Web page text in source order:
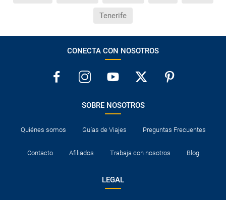
Tenerife
CONECTA CON NOSOTROS
SOBRE NOSOTROS
Quiénes somos Guías de Viajes Preguntas Frecuentes
Contacto Afiliados Trabaja con nosotros Blog
LEGAL